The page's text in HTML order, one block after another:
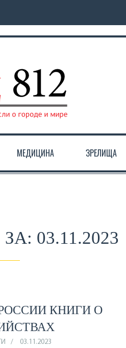
МЕДИЦИНА ЗРЕЛИЩА
03.11.2023
КНИГИ О
03.11.2023